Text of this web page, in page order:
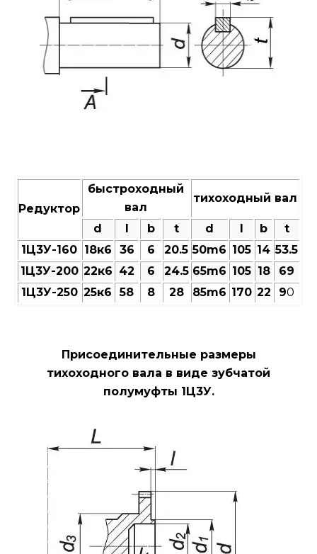
Редуктор
быстроходный
вал
тихоходный вал
d l b t d l b
t
1Ц3У-160 18к6 36 6 20.5 50m6 105 14 53.5
1Ц3У-200 22к6 42 6 24.5 65m6 105 18
69
1Ц3У-250 25к6 58 8 28 85m6 170 22 90
Присоединительные размеры
тихоходного вала в виде зубчатой
полумуфты 1Ц3У.